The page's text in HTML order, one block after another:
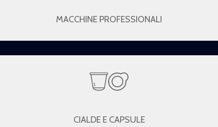
MACCHINE PROFESSIONALI
CIALDE E CAPSULE